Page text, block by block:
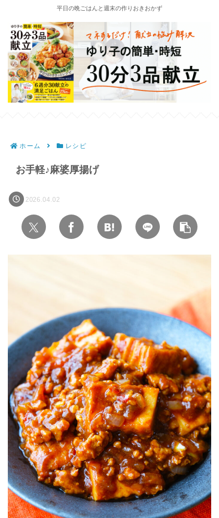
平日の晩ごはんと週末の作りおきおかず
ホーム レシピ
お手軽♪麻婆厚揚げ
2026.04.02